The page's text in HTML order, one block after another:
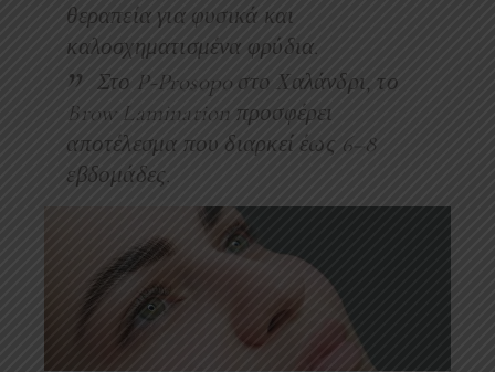
θεραπεία για φυσικά και
καλοσχηματισμένα φρύδια.
Στο P-Prosopo στο Χαλάνδρι, το
Brow Lamination προσφέρει
αποτέλεσμα που διαρκείέως 6–8
εβδομάδες.